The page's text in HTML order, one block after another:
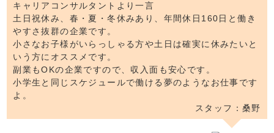
キャリアコンサルタントより一言
土日祝休み、春・夏・冬休みあり、年間休日160日と働き
やすさ抜群の企業です。
小さなお子様がいらっしゃる方や土日は確実に休みたいと
いう方にオススメです。
副業もOKの企業ですので、収入面も安心です。
小学生と同じスケジュールで働ける夢のようなお仕事です
よ。
スタッフ：桑野